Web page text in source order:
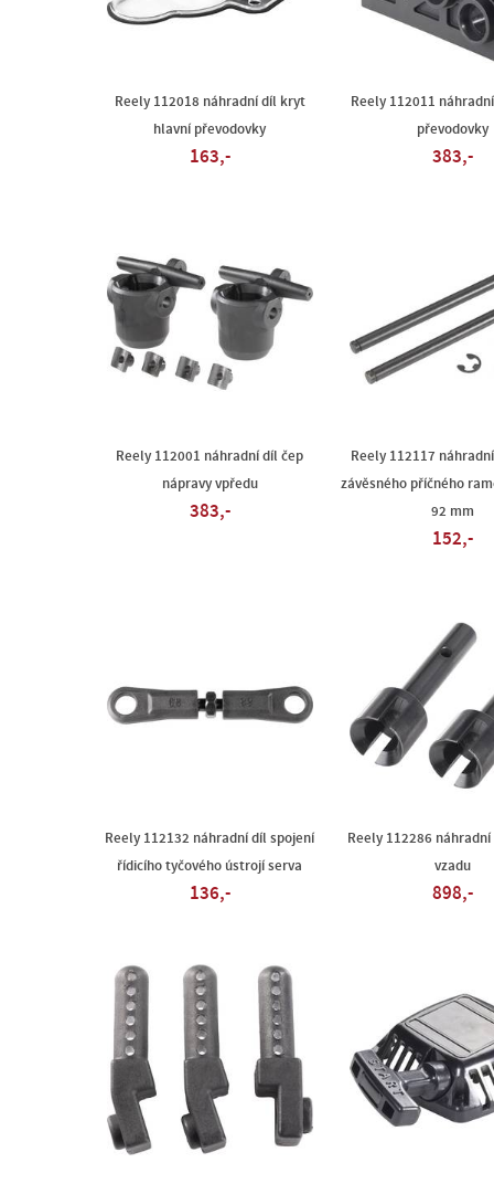
Reely 112018 náhradní díl kryt
hlavní převodovky
163,-
Reely 112011
převodovky
383,-
Reely 112001 náhradní díl čep
nápravy vpředu
383,-
Reely 112117
závěsného příčného
92 mm
152,-
Reely 112132 náhradní díl spojení
řídicího tyčového ústrojí serva
136,-
Reely 112286
vzadu
898,-